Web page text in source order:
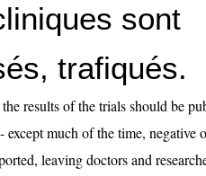
sont
trafiqués.
results of the trials should be
much of the time, negative
leaving doctors and